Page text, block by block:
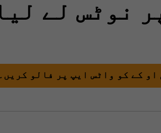
او کے کو واٹس ایپ پر فالو کریں۔